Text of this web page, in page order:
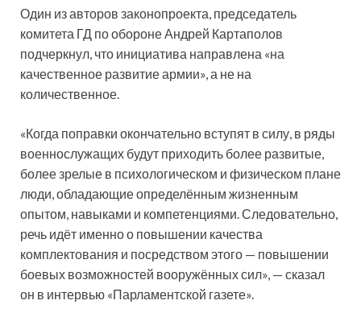
Один из авторов законопроекта, председатель
комитета ГД по обороне Андрей Картаполов
подчеркнул, что инициатива направлена «на
качественное развитие армии», а не на
количественное.
«Когда поправки окончательно вступят в силу, в ряды
военнослужащих будут приходить более развитые,
более зрелые в психологическом и физическом плане
люди, обладающие определённым жизненным
опытом, навыками и компетенциями. Следовательно,
речь идёт именно о повышении качества
комплектования и посредством этого — повышении
боевых возможностей вооружённых сил», — сказал
он в интервью «Парламентской газете».